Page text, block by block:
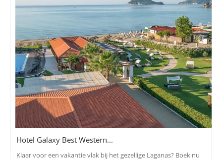
Hotel Galaxy Best Western...
Klaar voor een vakantie vlak bij het gezellige Laganas? Boek nu